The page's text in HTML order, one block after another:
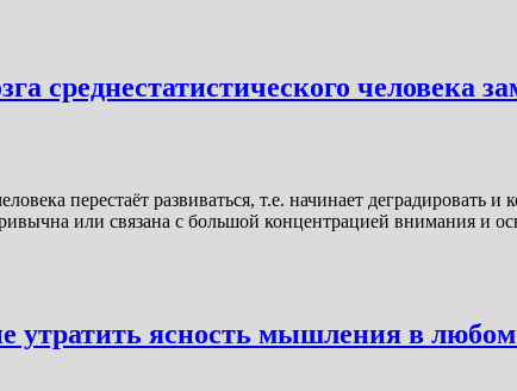
среднестатистического человека
перестаёт развиваться, т.е. начинает деградировать
или связана с большой концентрацией внимания и
утратить ясность мышления в любом